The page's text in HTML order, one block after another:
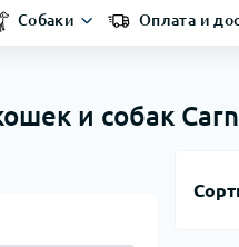
Собаки Оплата и
и собак